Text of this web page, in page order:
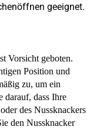
geeignet.
Vorsicht geboten.
Position und
zu, um ein
darauf, dass Ihre
des Nussknackers
den Nussknacker